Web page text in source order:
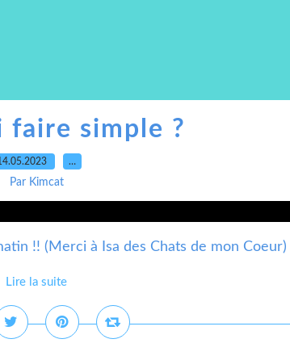
faire simple ?
…
Par Kimcat
!! (Merci à Isa des Chats de mon Coeur)
Lire la suite